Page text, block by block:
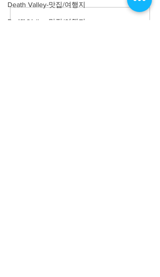
Death Valley-맛집/여행지
Death Valley-맛집/여행지
[맛집/캘리포니아 Los
Write a comment...